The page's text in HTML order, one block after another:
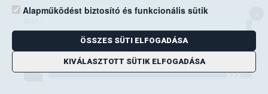
A mezei pocok elleni védekezési kötelezettség
a földhasználók kiemelt feladata
TOVÁBB >
Alapműködést biztosító és funkcionális sütik
ÖSSZES SÜTI ELFOGADÁSA
KIVÁLASZTOTT SÜTIK ELFOGADÁSA